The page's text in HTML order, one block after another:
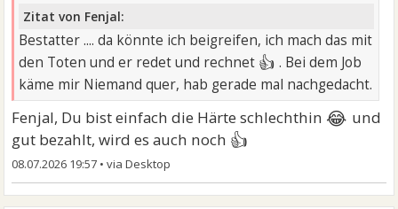
Zitat von Fenjal:
Bestatter .... da könnte ich beigreifen, ich mach das mit
den Toten und er redet und rechnet 👍 . Bei dem Job
käme mir Niemand quer, hab gerade mal nachgedacht.
Fenjal, Du bist einfach die Härte schlechthin 😂 und
gut bezahlt, wird es auch noch 👍
08.07.2026 19:57 •